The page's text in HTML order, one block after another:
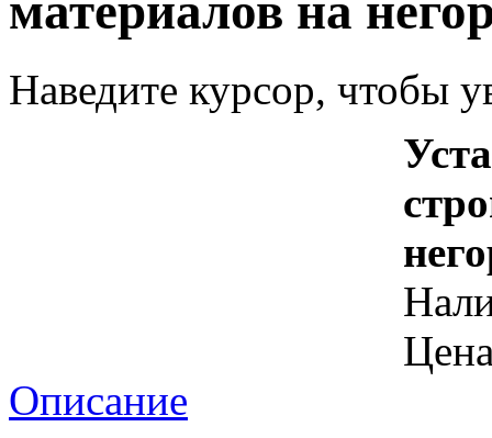
материалов на
Наведите курсор, чтобы
Описание